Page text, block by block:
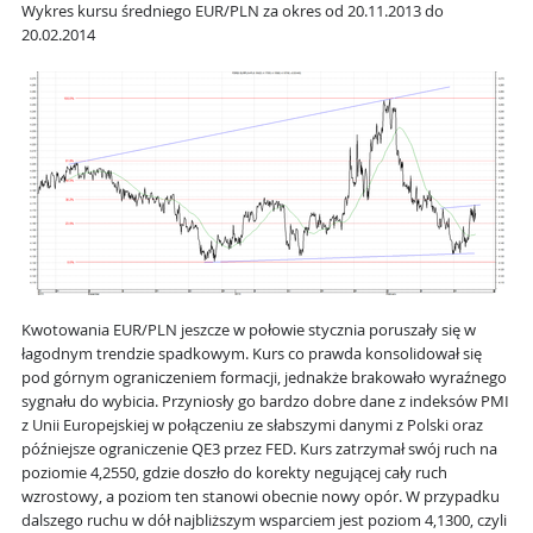
Wykres kursu średniego EUR/PLN za okres od 20.11.2013 do
20.02.2014
Kwotowania EUR/PLN jeszcze w połowie stycznia poruszały się w
łagodnym trendzie spadkowym. Kurs co prawda konsolidował się
pod górnym ograniczeniem formacji, jednakże brakowało wyraźnego
sygnału do wybicia. Przyniosły go bardzo dobre dane z indeksów PMI
z Unii Europejskiej w połączeniu ze słabszymi danymi z Polski oraz
późniejsze ograniczenie QE3 przez FED. Kurs zatrzymał swój ruch na
poziomie 4,2550, gdzie doszło do korekty negującej cały ruch
wzrostowy, a poziom ten stanowi obecnie nowy opór. W przypadku
dalszego ruchu w dół najbliższym wsparciem jest poziom 4,1300, czyli